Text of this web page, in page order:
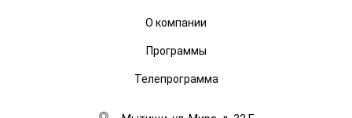
О компании
Программы
Телепрограмма